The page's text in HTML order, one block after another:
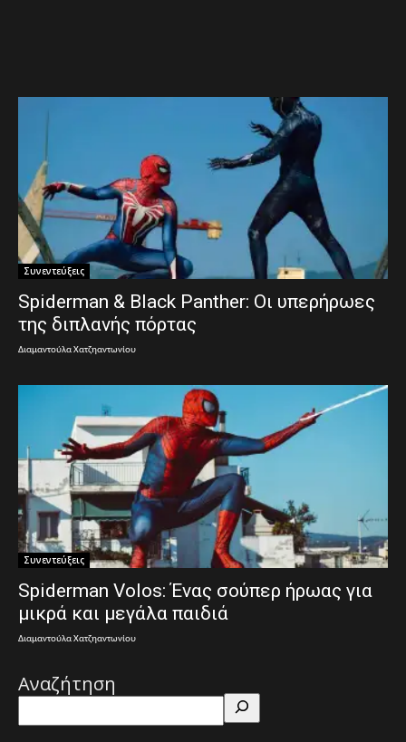
Συνεντεύξεις
Spiderman & Black Panther: Οι υπερήρωες
της διπλανής πόρτας
Διαμαντούλα Χατζηαντωνίου
Συνεντεύξεις
Spiderman Volos: Ένας σούπερ ήρωας για
μικρά και μεγάλα παιδιά
Διαμαντούλα Χατζηαντωνίου
Αναζήτηση